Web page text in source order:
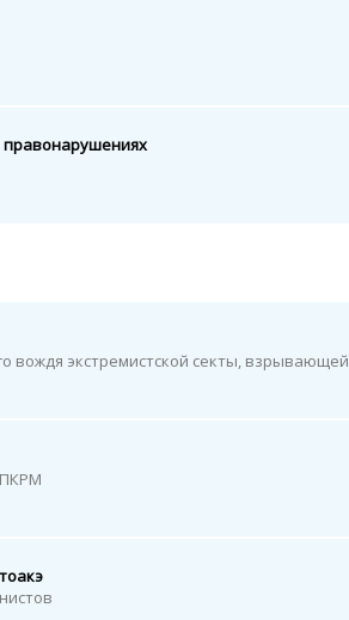
правонарушениях
вождя экстремистской секты, взрывающей